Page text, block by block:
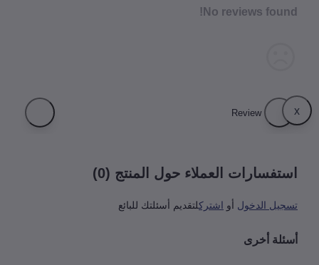
No reviews
العملاء حول المنتج (0)
الدخول أو اشترك لتقديم أسئلتك للبائع
أخرى